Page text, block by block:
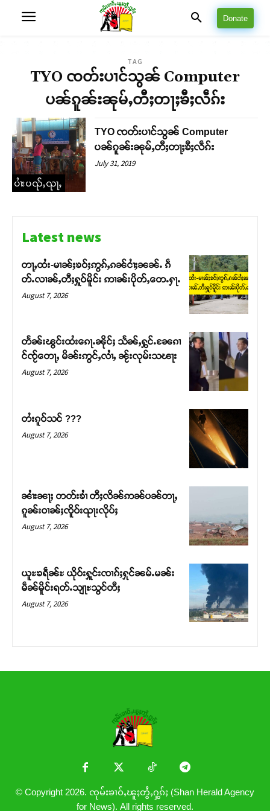
တ်ႇ တူဝ်ႈလုမ်ႈၾႃႉၼၼ်ႉ ၶဝ်ႈႁူမ်ႈၵမ်ႉထႅမ် ၸုမ်းၶၢ
ဝ်ႇၽူႈတွႆႇႁွၵ်ႈ လႆႈယူႇၶႃႈဢေႃႈ။
Donate
TAG
TYO ၸတ်းပၢင်သွၼ် Computer
ပၼ်ၵူၼ်းၼုမ်ႇတီႈတႃႈၶီႈလဵၵ်း
ပၢႆးပၺ်ႇၺႃႇ
TYO ၸတ်းပၢင်သွၼ် Computer
ပၼ်ၵူၼ်းၼုမ်ႇတီႈတႃႈၶီႈလဵၵ်း
July 31, 2019
Latest news
တႃႇထႆး-မၢၼ်ႈၶဝ်ႈဢွၵ်ႇၵၼ်ငၢႆႈၼၼ်ႉ ၵဵ
တ်ႉလၢၼ်ႇတီႈႁူဝ်မိူင်း ဢၢၼ်းပိုတ်ႇတေႉႁႃႉ
August 7, 2026
တႅၼ်းၽွင်းထႆးၵေႃႉၼိုင်ႈ သႅၼ်ႇႁွင်ႉၼႄၵၢ
င်ၸႂ်တေႃႇ မိၼ်းဢွင်ႇလၢႆႇ ၼႂ်းလုမ်းသၽႃး
August 7, 2026
တႆးၵူဝ်သင် ???
August 7, 2026
ၼၢႆးၼႃႈ တတ်းၶၢႆ တီႈလိၼ်ဢၼ်ပၼ်တႃႇ
ၵူၼ်းဝၢၼ်ႈၸိူဝ်းၺႃးလိုပ်ႈ
August 7, 2026
ယူႊၶရဵၼ်ႊ ယိုဝ်းႁူင်းၸၢၵ်ႈႁုင်ၼမ်ႉမၼ်း
မဵၼ်မိူင်းရတ်ႉသျႃႊသွင်တီႈ
August 7, 2026
© Copyright 2026. ၸုမ်းၶၢဝ်ႇၽူႈတွႆႇႁွၵ်ႈ (Shan Herald Agency
for News). All rights reserved.